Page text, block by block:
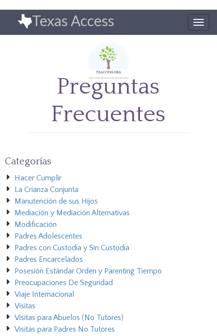
contenido
principal
Texas Access
Preguntas
Frecuentes
Categorías
Hacer Cumplir
La Crianza Conjunta
Manutención de sus Hijos
Mediación y Mediación Alternativas
Modificación
Padres Adolescentes
Padres con Custodia y Sin Custodia
Padres Encarcelados
Posesión Estándar Orden y Parenting Tiempo
Preocupaciones De Seguridad
Viaje Internacional
Visitas
Visitas para Abuelos (No Tutores)
Visitas para Padres No Tutores